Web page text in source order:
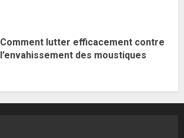
Comment lutter efficacement contre
l’envahissement des moustiques